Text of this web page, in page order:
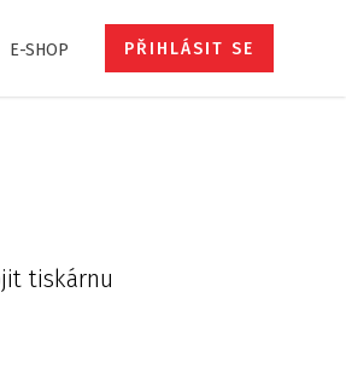
E-SHOP PŘIHLÁSIT SE
tiskárnu